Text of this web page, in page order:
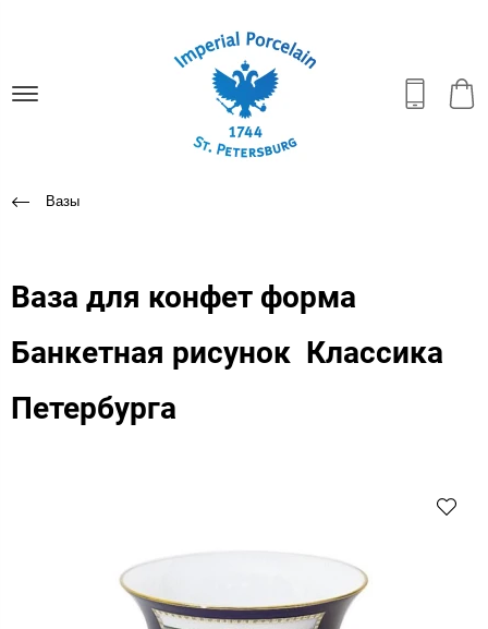
Вазы
Ваза для конфет форма
Банкетная рисунок Классика
Петербурга